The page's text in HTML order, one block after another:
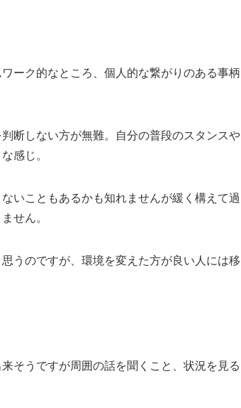
ーク的なところ、個人的な繋がりのある事柄
断しない方が無難。自分の普段のスタンスや
感じ。
いこともあるかも知れませんが緩く構えて過
せん。
うのですが、環境を変えた方が良い人には移
そうですが周囲の話を聞くこと、状況を見る